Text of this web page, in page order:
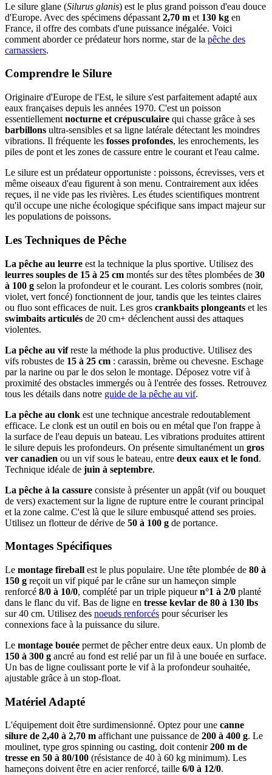
Le silure glane (Silurus glanis) est le plus grand poisson d'eau douce
d'Europe. Avec des spécimens dépassant 2,70 m et 130 kg en
France, il offre des combats d'une puissance inégalée. Voici
comment aborder ce prédateur hors norme, star de la pêche des
carnassiers.
Comprendre le Silure
Originaire d'Europe de l'Est, le silure s'est parfaitement adapté aux
eaux françaises depuis les années 1970. C'est un poisson
essentiellement nocturne et crépusculaire qui chasse grâce à ses
barbillons ultra-sensibles et sa ligne latérale détectant les moindres
vibrations. Il fréquente les fosses profondes, les enrochements, les
piles de pont et les zones de cassure entre le courant et l'eau calme.
Le silure est un prédateur opportuniste : poissons, écrevisses, vers et
même oiseaux d'eau figurent à son menu. Contrairement aux idées
reçues, il ne vide pas les rivières. Les études scientifiques montrent
qu'il occupe une niche écologique spécifique sans impact majeur sur
les populations de poissons.
Les Techniques de Pêche
La pêche au leurre est la technique la plus sportive. Utilisez des
leurres souples de 15 à 25 cm montés sur des têtes plombées de 30
à 100 g selon la profondeur et le courant. Les coloris sombres (noir,
violet, vert foncé) fonctionnent de jour, tandis que les teintes claires
ou fluo sont efficaces de nuit. Les gros crankbaits plongeants et les
swimbaits articulés de 20 cm+ déclenchent aussi des attaques
violentes.
La pêche au vifreste la méthode la plus productive. Utilisez des
vifs robustes de 15 à 25 cm : carassin, brème ou chevesne. Eschage
par la narine ou par le dos selon le montage. Déposez votre vif à
proximité des obstacles immergés ou à l'entrée des fosses. Retrouvez
tous les détails dans notre guide de la pêche au vif.
La pêche au clonk est une technique ancestrale redoutablement
efficace. Le clonk est un outil en bois ou en métal que l'on frappe à
la surface de l'eau depuis un bateau. Les vibrations produites attirent
le silure depuis les profondeurs. On présente simultanément un gros
ver canadien ou un vif sous le bateau, entre deux eaux et le fond.
Technique idéale de juin à septembre.
La pêche à la cassure consiste à présenter un appât (vif ou bouquet
de vers) exactement sur la ligne de rupture entre le courant principal
et la zone calme. C'est là que le silure embusqué attend ses proies.
Utilisez un flotteur de dérive de 50 à 100 g de portance.
Montages Spécifiques
Le montage fireball est le plus populaire. Une tête plombée de 80 à
150 g reçoit un vif piqué par le crâne sur un hameçon simple
renforcé 8/0 à 10/0, complété par un triple piqueurn°1 à 2/0 planté
dans le flanc du vif. Bas de ligne en tresse kevlar de 80 à 130 lbs
sur 40 cm. Utilisez des noeuds renforcés pour sécuriser les
connexions face à la puissance du silure.
Le montage bouée permet de pêcher entre deux eaux. Un plomb de
150 à 300 g ancré au fond est relié par un fil à une bouée en surface.
Un bas de ligne coulissant porte le vif à la profondeur souhaitée,
ajustable grâce à un stop-float.
Matériel Adapté
L'équipement doit être surdimensionné. Optez pour une canne
silure de 2,40 à 2,70 m affichant une puissance de 200 à 400 g. Le
moulinet, type gros spinning ou casting, doit contenir200 m de
tresse en 50 à 80/100 (résistance de 40 à 60 kg minimum). Les
hameçons doivent être en acier renforcé, taille 6/0 à 12/0.